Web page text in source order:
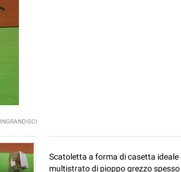
INGRANDISCI
Scatoletta a forma di casetta
multistrato di pioppo grezzo